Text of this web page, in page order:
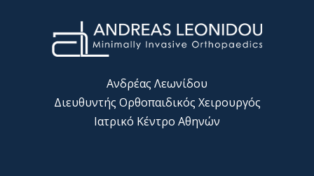
Ανδρέας Λεωνίδου
Διευθυντής Ορθοπαιδικός Χειρουργός
Ιατρικό Κέντρο Αθηνών